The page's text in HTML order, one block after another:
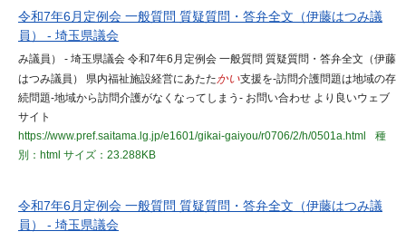
令和7年6月定例会 一般質問 質疑質問・答弁全文（伊藤はつみ議
員） - 埼玉県議会
み議員） - 埼玉県議会 令和7年6月定例会 一般質問 質疑質問・答弁全文（伊藤
はつみ議員） 県内福祉施設経営にあたたかい支援を-訪問介護問題は地域の存
続問題-地域から訪問介護がなくなってしまう- お問い合わせ より良いウェブ
サイト
https://www.pref.saitama.lg.jp/e1601/gikai-gaiyou/r0706/2/h/0501a.html
種
別：html サイズ：23.288KB
令和7年6月定例会 一般質問 質疑質問・答弁全文（伊藤はつみ議
員） - 埼玉県議会